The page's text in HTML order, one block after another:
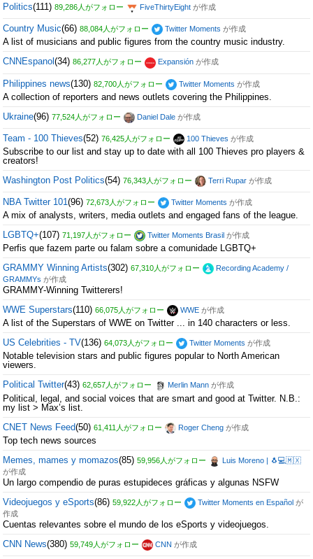
Politics(111)89,286人がフォロー FiveThirtyEight が作成
Country Music(66)88,084人がフォロー Twitter Moments が作成
A list of musicians and public figures from the country music industry.
CNNEspanol(34)86,277人がフォロー Expansión が作成
Philippines news(130)82,700人がフォロー Twitter Moments が作成
A collection of reporters and news outlets covering the Philippines.
Ukraine(96)77,524人がフォロー Daniel Dale が作成
Team - 100 Thieves(52)76,425人がフォロー 100 Thieves が作成
Subscribe to our list and stay up to date with all 100 Thieves pro players &
creators!
Washington Post Politics(54)76,343人がフォロー Terri Rupar が作成
NBA Twitter 101(96)72,673人がフォロー Twitter Moments が作成
A mix of analysts, writers, media outlets and engaged fans of the league.
LGBTQ+(107)71,197人がフォロー Twitter Moments Brasil が作成
Perfis que fazem parte ou falam sobre a comunidade LGBTQ+
GRAMMY Winning Artists(302)67,310人がフォロー
Recording Academy /
GRAMMYs が作成
GRAMMY-Winning Twitterers!
WWE Superstars(110)66,075人がフォロー WWE が作成
A list of the Superstars of WWE on Twitter ... in 140 characters or less.
US Celebrities - TV(136)64,073人がフォロー Twitter Moments が作成
Notable television stars and public figures popular to North American
viewers.
Political Twitter(43)62,657人がフォロー Merlin Mann が作成
Political, legal, and social voices that are smart and good at Twitter. N.B.:
my list > Max’s list.
CNET News Feed(50)61,411人がフォロー Roger Cheng が作成
Top tech news sources
Memes, mames y momazos(85)59,956人がフォロー
Luis Moreno | 🐧💻🇲🇽
が作成
Un largo compendio de puras estupideces gráficas y algunas NSFW
Videojuegos y eSports(86)59,922人がフォロー Twitter Moments en Español が
作成
Cuentas relevantes sobre el mundo de los eSports y videojuegos.
CNN News(380)59,749人がフォロー CNN が作成